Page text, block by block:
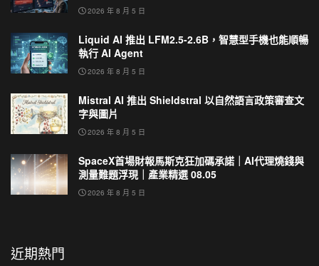
2026 年 8 月 5 日
Liquid AI 推出 LFM2.5-2.6B，智慧型手機也能順暢
執行 AI Agent
2026 年 8 月 5 日
Mistral AI 推出 Shieldstral 以自然語言政策審查文
字與圖片
2026 年 8 月 5 日
SpaceX首場財報馬斯克狂加碼承諾｜AI代理燒錢與
測量難題浮現｜產業精選 08.05
2026 年 8 月 5 日
近期熱門